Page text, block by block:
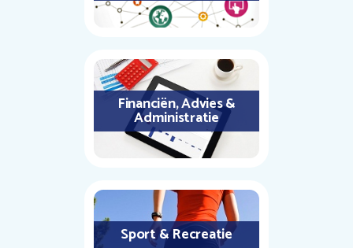
Financiën, Advies &
Administratie
Sport & Recreatie